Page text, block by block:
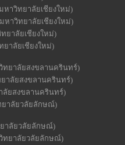
หาวิทยาลัยเชียงใหม่)
าวิทยาลัยเชียงใหม่)
ยาลัยเชียงใหม่)
ยาลัยเชียงใหม่)
ทยาลัยสงขลานครินทร์)
าลัยสงขลานครินทร์)
ลัยสงขลานครินทร์)
ยาลัยวลัยลักษณ์)
ยาลัยวลัยลักษณ์)
ทยาลัยวลัยลักษณ์)